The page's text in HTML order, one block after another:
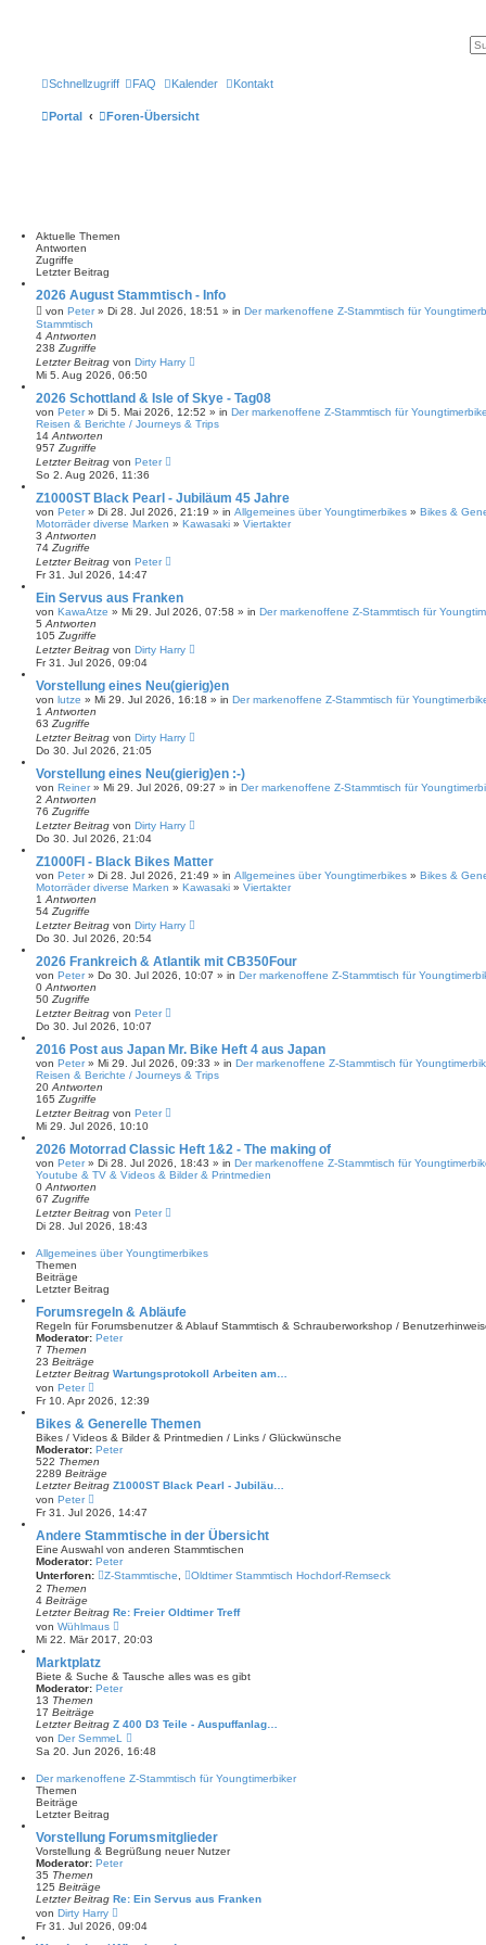
Schnellzugriff FAQ Kalender Kontakt
Portal Foren-Übersicht
Aktuelle Themen
Antworten
Zugriffe
Letzter Beitrag
2026 August Stammtisch - Info
von Peter» Di 28. Jul 2026, 18:51 » in Der markenoffene Z-Stammtisch für
Stammtisch
4 Antworten
238 Zugriffe
Letzter Beitrag von Dirty Harry
Mi 5. Aug 2026, 06:50
2026 Schottland & Isle of Skye - Tag08
von Peter» Di 5. Mai 2026, 12:52 » in Der markenoffene Z-Stammtisch für
Reisen & Berichte / Journeys & Trips
14 Antworten
957 Zugriffe
Letzter Beitrag von Peter
So 2. Aug 2026, 11:36
Z1000ST Black Pearl - Jubiläum 45 Jahre
von Peter» Di 28. Jul 2026, 21:19 » in Allgemeines über Youngtimerbikes » Bikes &
Motorräder diverse Marken » Kawasaki » Viertakter
3 Antworten
74 Zugriffe
Letzter Beitrag von Peter
Fr 31. Jul 2026, 14:47
Ein Servus aus Franken
von KawaAtze » Mi 29. Jul 2026, 07:58 » in Der markenoffene Z-Stammtisch für
5 Antworten
105 Zugriffe
Letzter Beitrag von Dirty Harry
Fr 31. Jul 2026, 09:04
Vorstellung eines Neu(gierig)en
von lutze » Mi 29. Jul 2026, 16:18 » in Der markenoffene Z-Stammtisch für
1 Antworten
63 Zugriffe
Letzter Beitrag von Dirty Harry
Do 30. Jul 2026, 21:05
Vorstellung eines Neu(gierig)en :-)
von Reiner» Mi 29. Jul 2026, 09:27 » in Der markenoffene Z-Stammtisch für
2 Antworten
76 Zugriffe
Letzter Beitrag von Dirty Harry
Do 30. Jul 2026, 21:04
Z1000FI - Black Bikes Matter
von Peter» Di 28. Jul 2026, 21:49 » in Allgemeines über Youngtimerbikes » Bikes &
Motorräder diverse Marken » Kawasaki » Viertakter
1 Antworten
54 Zugriffe
Letzter Beitrag von Dirty Harry
Do 30. Jul 2026, 20:54
2026 Frankreich & Atlantik mit CB350Four
von Peter» Do 30. Jul 2026, 10:07 » in Der markenoffene Z-Stammtisch für
0 Antworten
50 Zugriffe
Letzter Beitrag von Peter
Do 30. Jul 2026, 10:07
2016 Post aus Japan Mr. Bike Heft 4 aus Japan
von Peter» Mi 29. Jul 2026, 09:33 » in Der markenoffene Z-Stammtisch für
Reisen & Berichte / Journeys & Trips
20 Antworten
165 Zugriffe
Letzter Beitrag von Peter
Mi 29. Jul 2026, 10:10
2026 Motorrad Classic Heft 1&2 - The making of
von Peter» Di 28. Jul 2026, 18:43 » in Der markenoffene Z-Stammtisch für
Youtube & TV & Videos & Bilder & Printmedien
0 Antworten
67 Zugriffe
Letzter Beitrag von Peter
Di 28. Jul 2026, 18:43
Allgemeines über Youngtimerbikes
Themen
Beiträge
Letzter Beitrag
Forumsregeln & Abläufe
Regeln für Forumsbenutzer & Ablauf Stammtisch & Schrauberworkshop /
Moderator: Peter
7 Themen
23 Beiträge
Letzter Beitrag Wartungsprotokoll Arbeiten am…
von Peter
e
u
e
s
t
e
r
B
e
t
a
g
Fr 10. Apr 2026, 12:39
Bikes & Generelle Themen
Bikes / Videos & Bilder & Printmedien / Links / Glückwünsche
Moderator: Peter
522 Themen
2289 Beiträge
Letzter Beitrag Z1000ST Black Pearl - Jubiläu…
von Peter
e
u
e
s
t
e
r
i
t
r
g
Fr 31. Jul 2026, 14:47
Andere Stammtische in der Übersicht
Eine Auswahl von anderen Stammtischen
Moderator: Peter
Unterforen:
Z-Stammtische
Oldtimer Stammtisch Hochdorf-Remseck
2 Themen
4 Beiträge
Letzter Beitrag Re: Freier Oldtimer Treff
von Wühlmaus
e
u
s
t
e
B
e
i
t
a
Mi 22. Mär 2017, 20:03
Marktplatz
Biete & Suche & Tausche alles was es gibt
Moderator: Peter
13 Themen
17 Beiträge
Letzter Beitrag Z 400 D3 Teile - Auspuffanlag…
von Der SemmeL
e
u
s
e
i
g
Sa 20. Jun 2026, 16:48
Der markenoffene Z-Stammtisch für Youngtimerbiker
Themen
Beiträge
Letzter Beitrag
Vorstellung Forumsmitglieder
Vorstellung & Begrüßung neuer Nutzer
Moderator: Peter
35 Themen
125 Beiträge
Letzter Beitrag Re: Ein Servus aus Franken
von Dirty Harry
e
u
Fr 31. Jul 2026, 09:04